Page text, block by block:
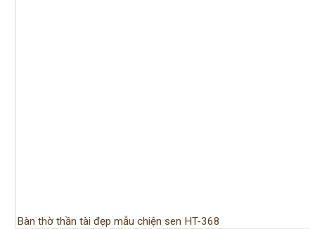
Bàn thờ thần tài đẹp mẫu chiện sen HT-368